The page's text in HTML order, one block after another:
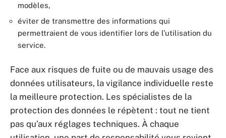
modèles,
éviter de transmettre des informations qui
permettraient de vous identifier lors de l’utilisation du
service.
Face aux risques de fuite ou de mauvais usage des
données utilisateurs, la vigilance individuelle reste
la meilleure protection. Les spécialistes de la
protection des données le répètent : tout ne tient
pas qu’aux réglages techniques. À chaque